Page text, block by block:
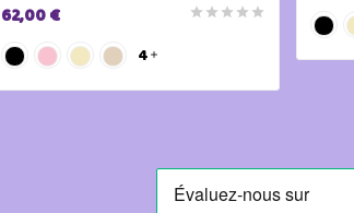
    
62,00 €
4 